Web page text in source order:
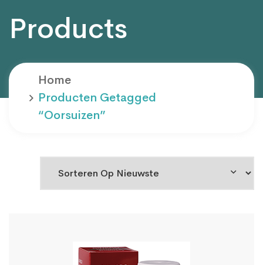
Products
Home
Producten Getagged
“oorsuizen”